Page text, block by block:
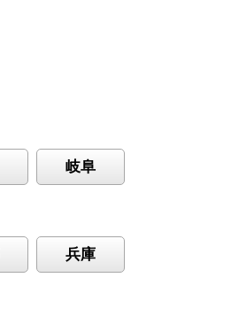
岐阜
兵庫